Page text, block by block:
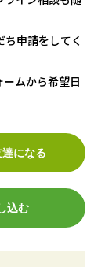
ち申請をしてく
ムから希望日
になる
込む